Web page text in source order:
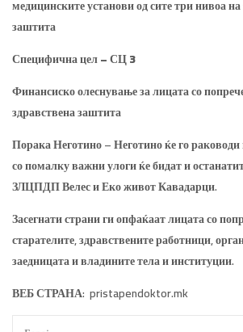
медицинските установи од сите три нивоа
заштита
Специфична цел – СЦ 3
Финансиско олеснување за лицата со
здравствена заштита
Порака Неготино – Неготино ќе го
со помалку важни улоги ќе бидат и
ЗЛЦПДП Велес и Еко живот Кавадарци.
Засегнати страни ги опфаќаат лицата со
старателите, здравствените работници,
заедницата и владините тела и институции.
ВЕБ СТРАНА: pristapendoktor.mk